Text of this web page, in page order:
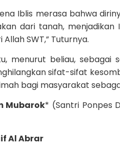
Iblis merasa bahwa
dari tanah,
SWT,” Tuturnya.
menurut beliau,
sifat-sifat
bagi masyarakat
Mubarok* (Santri Ponpes
Al Abrar